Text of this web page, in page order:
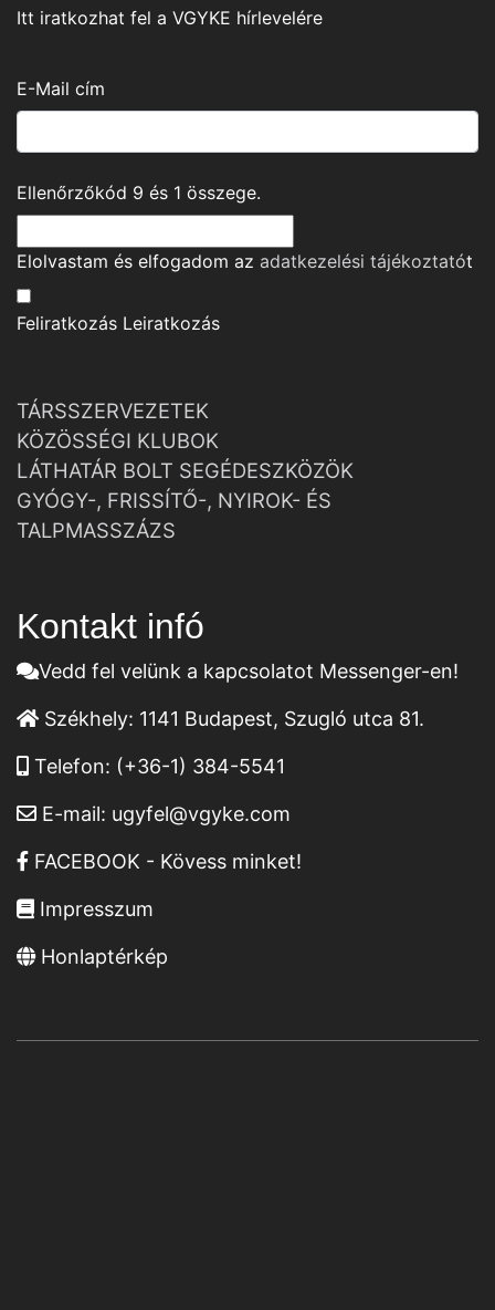
Itt iratkozhat fel a VGYKE hírlevelére
E-Mail cím
Ellenőrzőkód 9 és 1 összege.
Elolvastam és elfogadom az adatkezelési tájékoztatót
Feliratkozás Leiratkozás
TÁRSSZERVEZETEK
KÖZÖSSÉGI KLUBOK
LÁTHATÁR BOLT SEGÉDESZKÖZÖK
GYÓGY-, FRISSÍTŐ-, NYIROK- ÉS
TALPMASSZÁZS
Kontakt infó
Vedd fel velünk a kapcsolatot Messenger-en!
Székhely: 1141 Budapest, Szugló utca 81.
Telefon: (+36-1) 384-5541
E-mail: ugyfel@vgyke.com
FACEBOOK - Kövess minket!
Impresszum
Honlaptérkép